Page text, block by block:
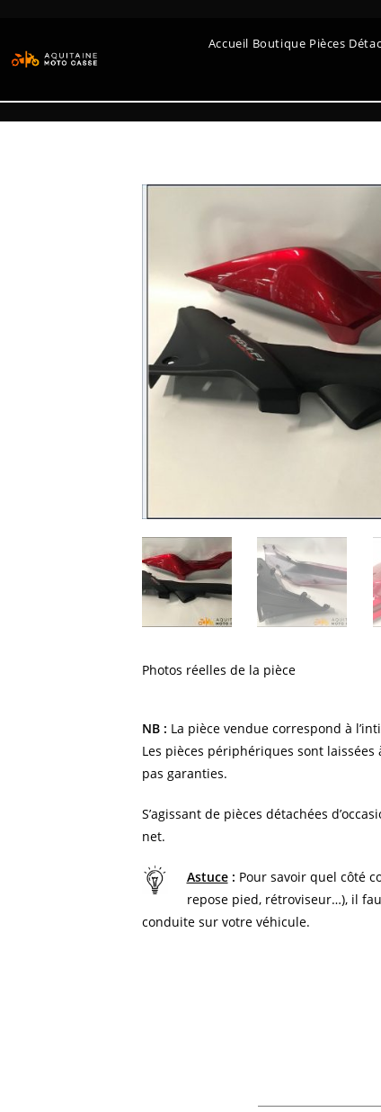
Accueil Boutique Pièces
Photos réelles de la pièce
NB : La pièce vendue correspond à
Les pièces périphériques sont
pas garanties.
S’agissant de pièces détachées
net.
Astuce: Pour savoir quel côté
repose pied, rétroviseur…), il
conduite sur votre véhicule.